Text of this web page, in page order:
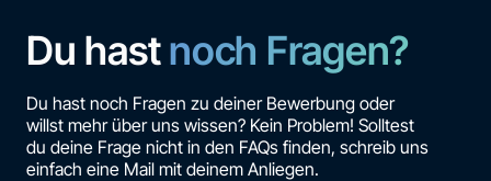
Du hastnoch Fragen?
Du hast noch Fragen zu deiner Bewerbung oder
willst mehr über uns wissen? Kein Problem! Solltest
du deine Frage nicht in den FAQs finden, schreib uns
einfach eine Mail mit deinem Anliegen.